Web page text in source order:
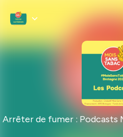
Arrêter de fumer : Podcasts